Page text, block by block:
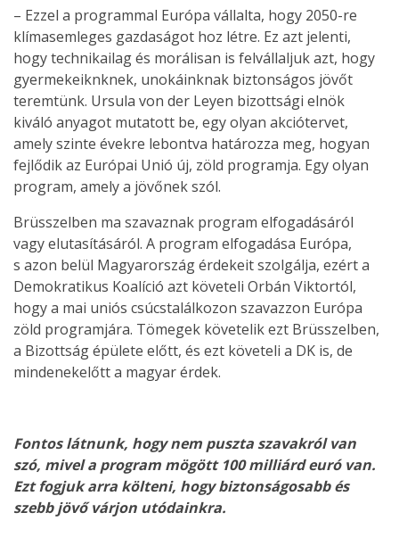
– Ezzel a programmal Európa vállalta, hogy 2050-re
klímasemleges gazdaságot hoz létre. Ez azt jelenti,
hogy technikailag és morálisan is felvállaljuk azt, hogy
gyermekeiknknek, unokáinknak biztonságos jövőt
teremtünk. Ursula von der Leyen bizottsági elnök
kiváló anyagot mutatott be, egy olyan akciótervet,
amely szinte évekre lebontva határozza meg, hogyan
fejlődik az Európai Unió új, zöld programja. Egy olyan
program, amely a jövőnek szól.
Brüsszelben ma szavaznak program elfogadásáról
vagy elutasításáról. A program elfogadása Európa,
s azon belül Magyarország érdekeit szolgálja, ezért a
Demokratikus Koalíció azt követeli Orbán Viktortól,
hogy a mai uniós csúcstalálkozon szavazzon Európa
zöld programjára. Tömegek követelik ezt Brüsszelben,
a Bizottság épülete előtt, és ezt követeli a DK is, de
mindenekelőtt a magyar érdek.
Fontos látnunk, hogy nem puszta szavakról van
szó, mivel a program mögött 100 milliárd euró van.
Ezt fogjuk arra költeni, hogy biztonságosabb és
szebb jövő várjon utódainkra.